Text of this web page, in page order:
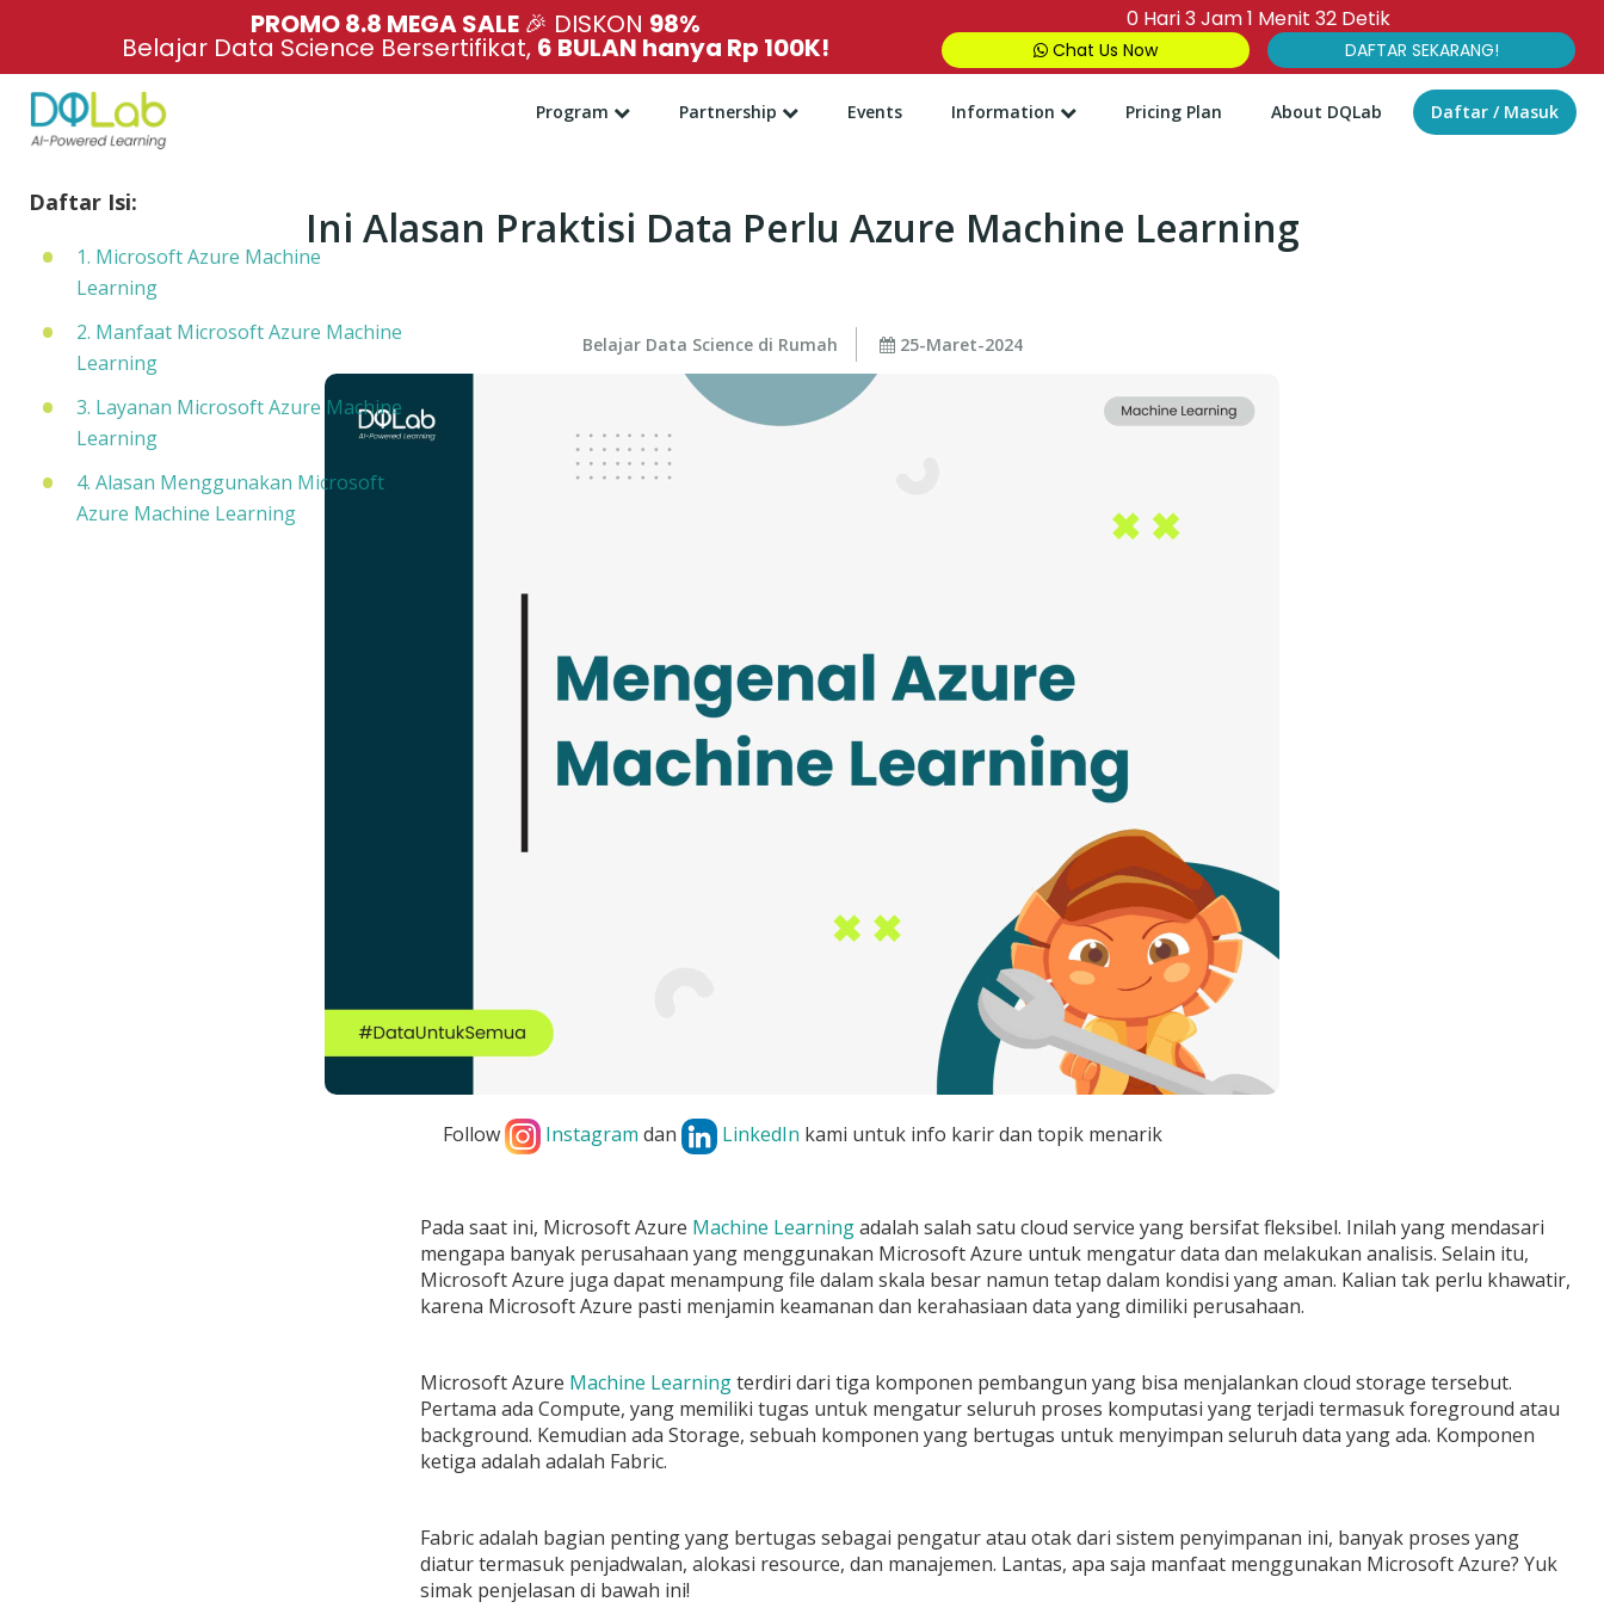
PROMO 8.8 MEGA SALE 🎉 DISKON 98%
Belajar Data Science Bersertifikat, 6 BULAN hanya Rp 100K!
0 Hari3Jam1 Menit31Detik
Chat Us Now DAFTAR SEKARANG!
Program Partnership Events Information Pricing Plan About DQLab Daftar / Masuk
Ini Alasan Praktisi Data Perlu Azure Machine Learning
Belajar Data Science di Rumah 25-Maret-2024
Follow Instagram dan LinkedIn kami untuk info karir dan topik menarik
Daftar Isi:
1. Microsoft Azure Machine
Learning
2. Manfaat Microsoft Azure Machine
Learning
3. Layanan Microsoft Azure Machine
Learning
4. Alasan Menggunakan Microsoft
Azure Machine Learning
Pada saat ini, Microsoft Azure Machine Learningadalah salah satu cloud service yang bersifat fleksibel. Inilah yang mendasari
mengapa banyak perusahaan yang menggunakan Microsoft Azure untuk mengatur data dan melakukan analisis. Selain itu,
Microsoft Azure juga dapat menampung file dalam skala besar namun tetap dalam kondisi yang aman. Kalian tak perlu khawatir,
karena Microsoft Azure pasti menjamin keamanan dan kerahasiaan data yang dimiliki perusahaan.
Microsoft Azure Machine Learningterdiri dari tiga komponen pembangun yang bisa menjalankan cloud storage tersebut.
Pertama ada Compute, yang memiliki tugas untuk mengatur seluruh proses komputasi yang terjadi termasukforeground atau
background. Kemudian ada Storage, sebuah komponen yang bertugas untuk menyimpan seluruh data yang ada. Komponen
ketiga adalah adalah Fabric.
Fabric adalah bagian penting yang bertugas sebagai pengatur atau otak dari sistem penyimpanan ini, banyak proses yang
diatur termasuk penjadwalan, alokasi resource, dan manajemen. Lantas, apa saja manfaat menggunakan Microsoft Azure? Yuk
simak penjelasan di bawah ini!